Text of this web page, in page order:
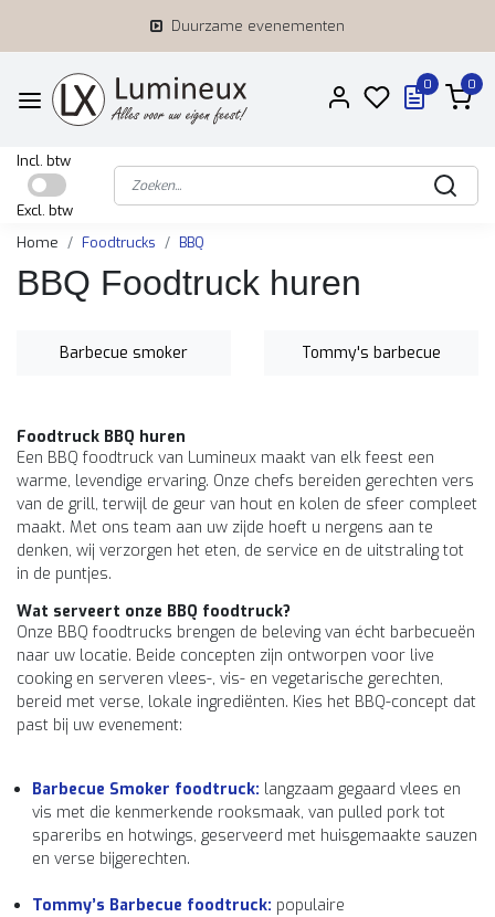
Duurzame evenementen
0 0
Incl. btw
Excl. btw
Home
Foodtrucks BBQ
BBQ Foodtruck huren
Barbecue smoker Tommy's barbecue
Foodtruck BBQ huren
Een BBQ foodtruck van Lumineux maakt van elk feest een
warme, levendige ervaring. Onze chefs bereiden gerechten vers
van de grill, terwijl de geur van hout en kolen de sfeer compleet
maakt. Met ons team aan uw zijde hoeft u nergens aan te
denken, wij verzorgen het eten, de service en de uitstraling tot
in de puntjes.
Wat serveert onze BBQ foodtruck?
Onze BBQ foodtrucks brengen de beleving van écht barbecueën
naar uw locatie. Beide concepten zijn ontworpen voor live
cooking en serveren vlees-, vis- en vegetarische gerechten,
bereid met verse, lokale ingrediënten. Kies het BBQ-concept dat
past bij uw evenement:
Barbecue Smoker foodtruck: langzaam gegaard vlees en
vis met die kenmerkende rooksmaak, van pulled pork tot
spareribs en hotwings, geserveerd met huisgemaakte sauzen
en verse bijgerechten.
Tommy’s Barbecue foodtruck: populaire